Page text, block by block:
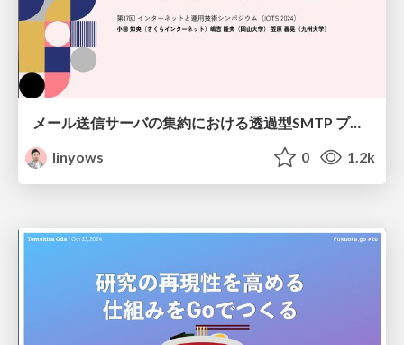
メール送信サーバの集約における透過型SMTP プロキシの定量評価 / Quantitative Evaluation of Transparent SMTP Proxy in Email Sending Server Aggregation
linyows
0 1.2k